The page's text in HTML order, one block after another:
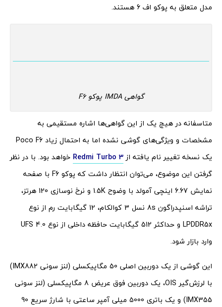
مدل متعلق به پوکو اف 6 هستند.
گواهی IMDA پوکو F6
متاسفانه در هیچ یک از این گواهی‌ها اشاره مستقیمی به
مشخصات و ویژگی‌های گوشی نشده اما به احتمال زیاد Poco F6
یک نسخه تغییر نام یافته ازRedmi Turbo 3 خواهد بود. با در نظر
گرفتن این موضوع، می‌توان انتظار داشت که پوکو F6 با صفحه
نمایش 6.67 اینچی آمولد با وضوح 1.5K و نرخ نوسازی 120 هرتز،
تراشه اسنپدراگون 8s نسل 3 کوالکام، 12 گیگابایت رم از نوع
LPDDR5x و حداکثر 512 گیگابایت حافظه داخلی از نوع UFS 4.0
وارد بازار شود.
این گوشی از یک دوربین اصلی 50 مگاپیکسلی (لنز سونی IMX882)
با لرزش‌گیر OIS، یک دوربین فوق عریض 8 مگاپیکسلی (لنز سونی
IMX355) و یک باتری 5000 میلی آمپر ساعتی با شارژ سریع 90